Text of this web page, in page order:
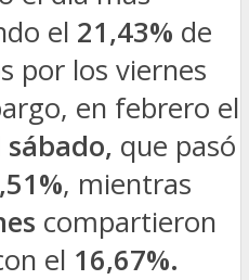
el 21,43% de
por los viernes
en febrero el
sábado, que pasó
, mientras
compartieron
el 16,67%.